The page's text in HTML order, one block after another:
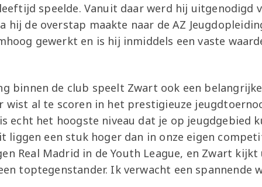
speelde. Vanuit daar werd hij uitgenodigd
hij de overstap maakte naar de AZ
gewerkt en is hij inmiddels een vaste
binnen de club speelt Zwart ook een
wist al te scoren in het prestigieuze
echt het hoogste niveau dat je op jeugdgebied
een stuk hoger dan in onze eigen
Real Madrid in de Youth League, en Zwart
toptegenstander. Ik verwacht een spannende